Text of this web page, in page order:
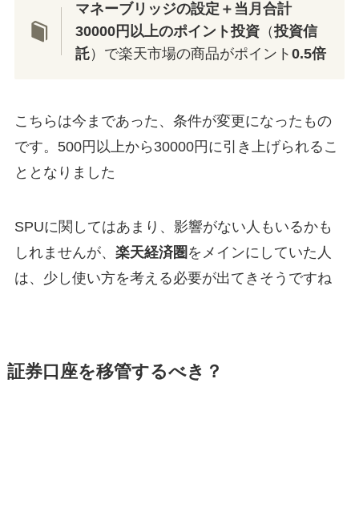
マネーブリッジの設定＋当月合計
30000円以上のポイント投資 （投資信
託）で楽天市場の商品がポイント0.5倍
こちらは今まであった、条件が変更になったもの
です。500円以上から30000円に引き上げられるこ
ととなりました
SPUに関してはあまり、影響がない人もいるかも
しれませんが、 楽天経済圏 をメインにしていた人
は、少し使い方を考える必要が出てきそうですね
証券口座を移管するべき？